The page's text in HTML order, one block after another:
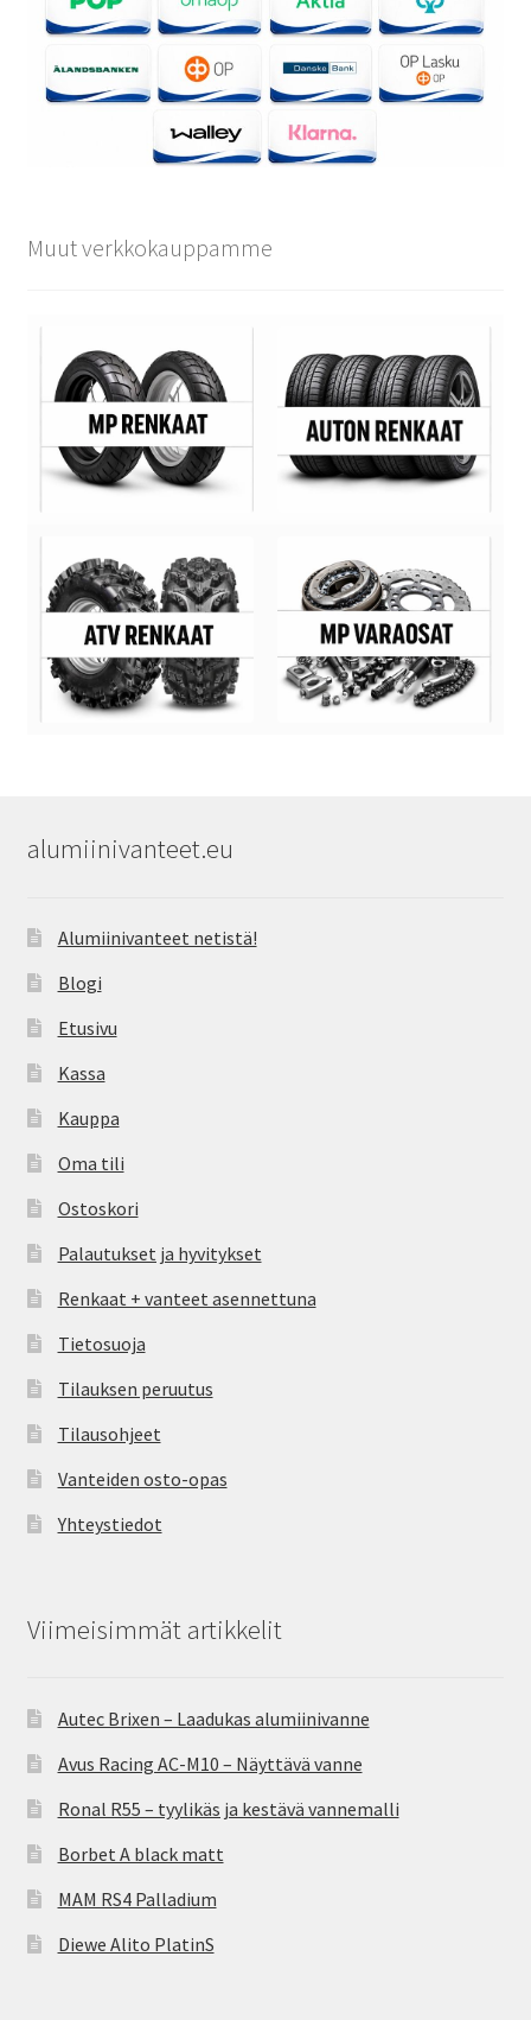
Muut verkkokauppamme
alumiinivanteet.eu
Alumiinivanteet netistä!
Blogi
Etusivu
Kassa
Kauppa
Oma tili
Ostoskori
Palautukset ja hyvitykset
Renkaat + vanteet asennettuna
Tietosuoja
Tilauksen peruutus
Tilausohjeet
Vanteiden osto-opas
Yhteystiedot
Viimeisimmät artikkelit
Autec Brixen – Laadukas alumiinivanne
Avus Racing AC-M10 – Näyttävä vanne
Ronal R55 – tyylikäs ja kestävä vannemalli
Borbet A black matt
MAM RS4 Palladium
Diewe Alito PlatinS